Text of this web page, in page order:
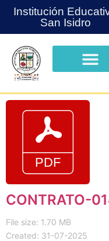
Institución
San Isidro
CONTRATO-
File size: 1.70 MB
Created: 31-07-2025